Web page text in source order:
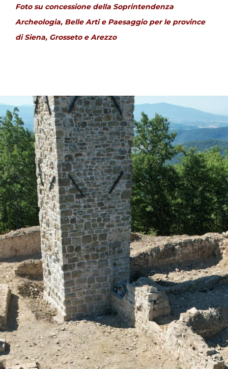
Foto su concessione della Soprintendenza
Archeologia, Belle Arti e Paesaggio per le province
di Siena, Grosseto e Arezzo